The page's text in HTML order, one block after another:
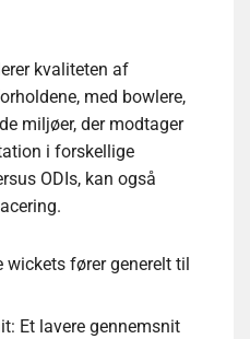
kvaliteten af
med bowlere,
miljøer, der modtager
i forskellige
ODIs, kan også
wickets fører generelt til
Et lavere gennemsnit